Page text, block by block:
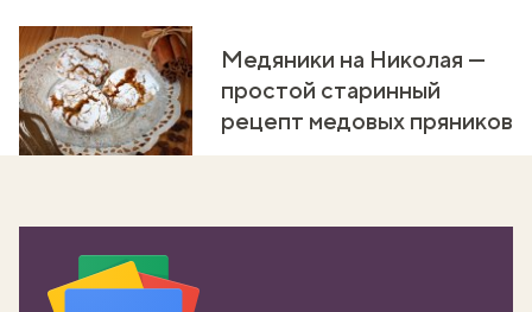
Медяники на Николая —
простой старинный
рецепт медовых пряников